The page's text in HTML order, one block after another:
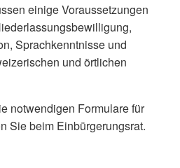
einige Voraussetzungen
Sprachkenntnisse und
und örtlichen
notwendigen Formulare für
Sie beim Einbürgerungsrat.